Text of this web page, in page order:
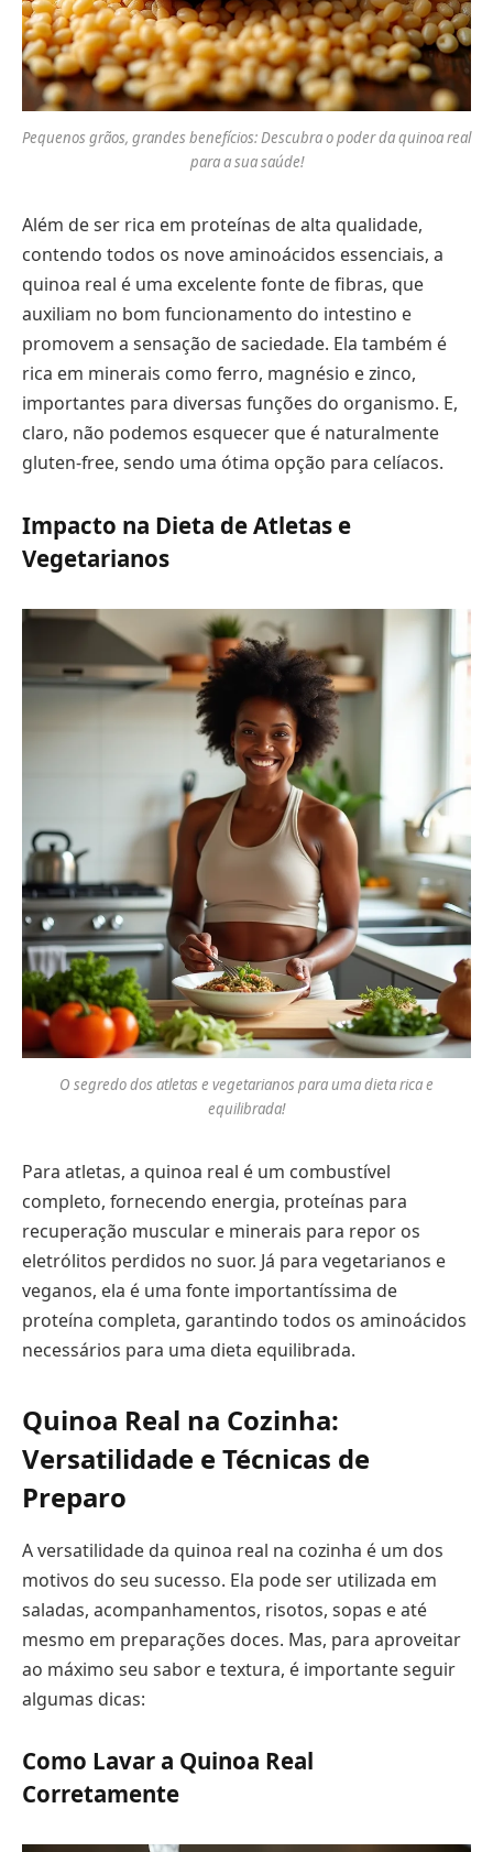
Pequenos grãos, grandes benefícios: Descubra o poder da quinoa real
para a sua saúde!
Além de ser rica em proteínas de alta qualidade,
contendo todos os nove aminoácidos essenciais, a
quinoa real é uma excelente fonte de fibras, que
auxiliam no bom funcionamento do intestino e
promovem a sensação de saciedade. Ela também é
rica em minerais como ferro, magnésio e zinco,
importantes para diversas funções do organismo. E,
claro, não podemos esquecer que é naturalmente
gluten-free, sendo uma ótima opção para celíacos.
Impacto na Dieta de Atletas e
Vegetarianos
O segredo dos atletas e vegetarianos para uma dieta rica e
equilibrada!
Para atletas, a quinoa real é um combustível
completo, fornecendo energia, proteínas para
recuperação muscular e minerais para repor os
eletrólitos perdidos no suor. Já para vegetarianos e
veganos, ela é uma fonte importantíssima de
proteína completa, garantindo todos os aminoácidos
necessários para uma dieta equilibrada.
Quinoa Real na Cozinha:
Versatilidade e Técnicas de
Preparo
A versatilidade da quinoa real na cozinha é um dos
motivos do seu sucesso. Ela pode ser utilizada em
saladas, acompanhamentos, risotos, sopas e até
mesmo em preparações doces. Mas, para aproveitar
ao máximo seu sabor e textura, é importante seguir
algumas dicas:
Como Lavar a Quinoa Real
Corretamente